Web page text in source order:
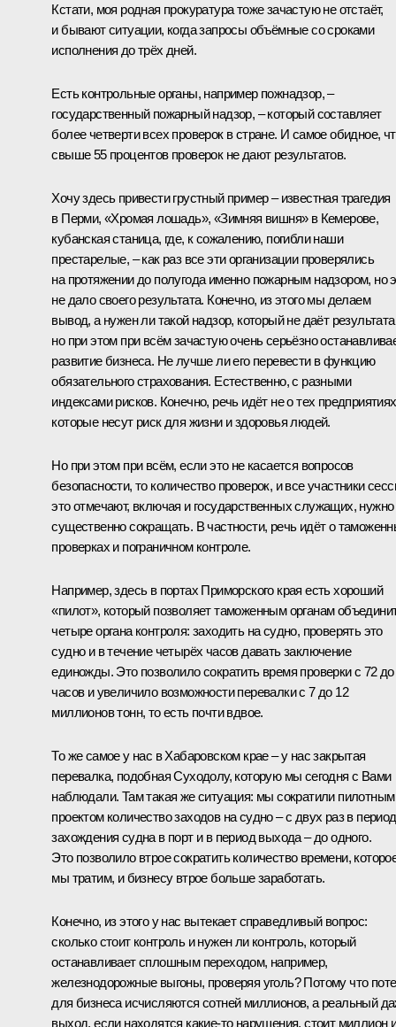
Кстати, моя родная прокуратура тоже зачастую не отстаёт,
и бывают ситуации, когда запросы объёмные со сроками
исполнения до трёх дней.
Есть контрольные органы, например пожнадзор, –
государственный пожарный надзор, – который составляет
более четверти всех проверок в стране. И самое обидное,
свыше 55 процентов проверок не дают результатов.
Хочу здесь привести грустный пример – известная трагедия
в Перми, «Хромая лошадь», «Зимняя вишня» в Кемерове,
кубанская станица, где, к сожалению, погибли наши
престарелые, – как раз все эти организации проверялись
на протяжении до полугода именно пожарным надзором, но
не дало своего результата. Конечно, из этого мы делаем
вывод, а нужен ли такой надзор, который не даёт
но при этом при всём зачастую очень серьёзно
развитие бизнеса. Не лучше ли его перевести в функцию
обязательного страхования. Естественно, с разными
индексами рисков. Конечно, речь идёт не о тех
которые несут риск для жизни и здоровья людей.
Но при этом при всём, если это не касается вопросов
безопасности, то количество проверок, и все участники
это отмечают, включая и государственных служащих, нужно
существенно сокращать. В частности, речь идёт о
проверках и пограничном контроле.
Например, здесь в портах Приморского края есть хороший
«пилот», который позволяет таможенным органам
четыре органа контроля: заходить на судно, проверять это
судно и в течение четырёх часов давать заключение
единожды. Это позволило сократить время проверки с 72
часов и увеличило возможности перевалки с 7 до 12
миллионов тонн, то есть почти вдвое.
То же самое у нас в Хабаровском крае – у нас закрытая
перевалка, подобная Суходолу, которую мы сегодня с Вами
наблюдали. Там такая же ситуация: мы сократили пилотным
проектом количество заходов на судно – с двух раз в период
захождения судна в порт и в период выхода – до одного.
Это позволило втрое сократить количество времени,
мы тратим, и бизнесу втрое больше заработать.
Конечно, из этого у нас вытекает справедливый вопрос:
сколько стоит контроль и нужен ли контроль, который
останавливает сплошным переходом, например,
железнодорожные выгоны, проверяя уголь? Потому что
для бизнеса исчисляются сотней миллионов, а реальный
выход, если находятся какие-то нарушения, стоит миллион